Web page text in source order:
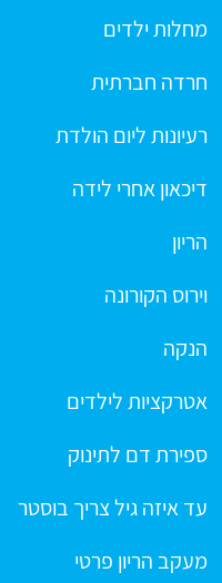
מחלות ילדים
חרדה חברתית
רעיונות ליום הולדת
דיכאון אחרי לידה
הריון
וירוס הקורונה
הנקה
אטרקציות לילדים
ספירת דם לתינוק
עד איזה גיל צריך בוסטר
מעקב הריון פרטי